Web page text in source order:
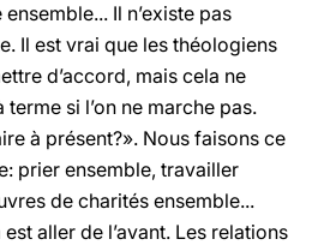
Il n’existe pas
Il est vrai que les théologiens
d’accord, mais cela ne
si l’on ne marche pas.
à présent?». Nous faisons ce
prier ensemble, travailler
de charités ensemble...
aller de l’avant. Les relations